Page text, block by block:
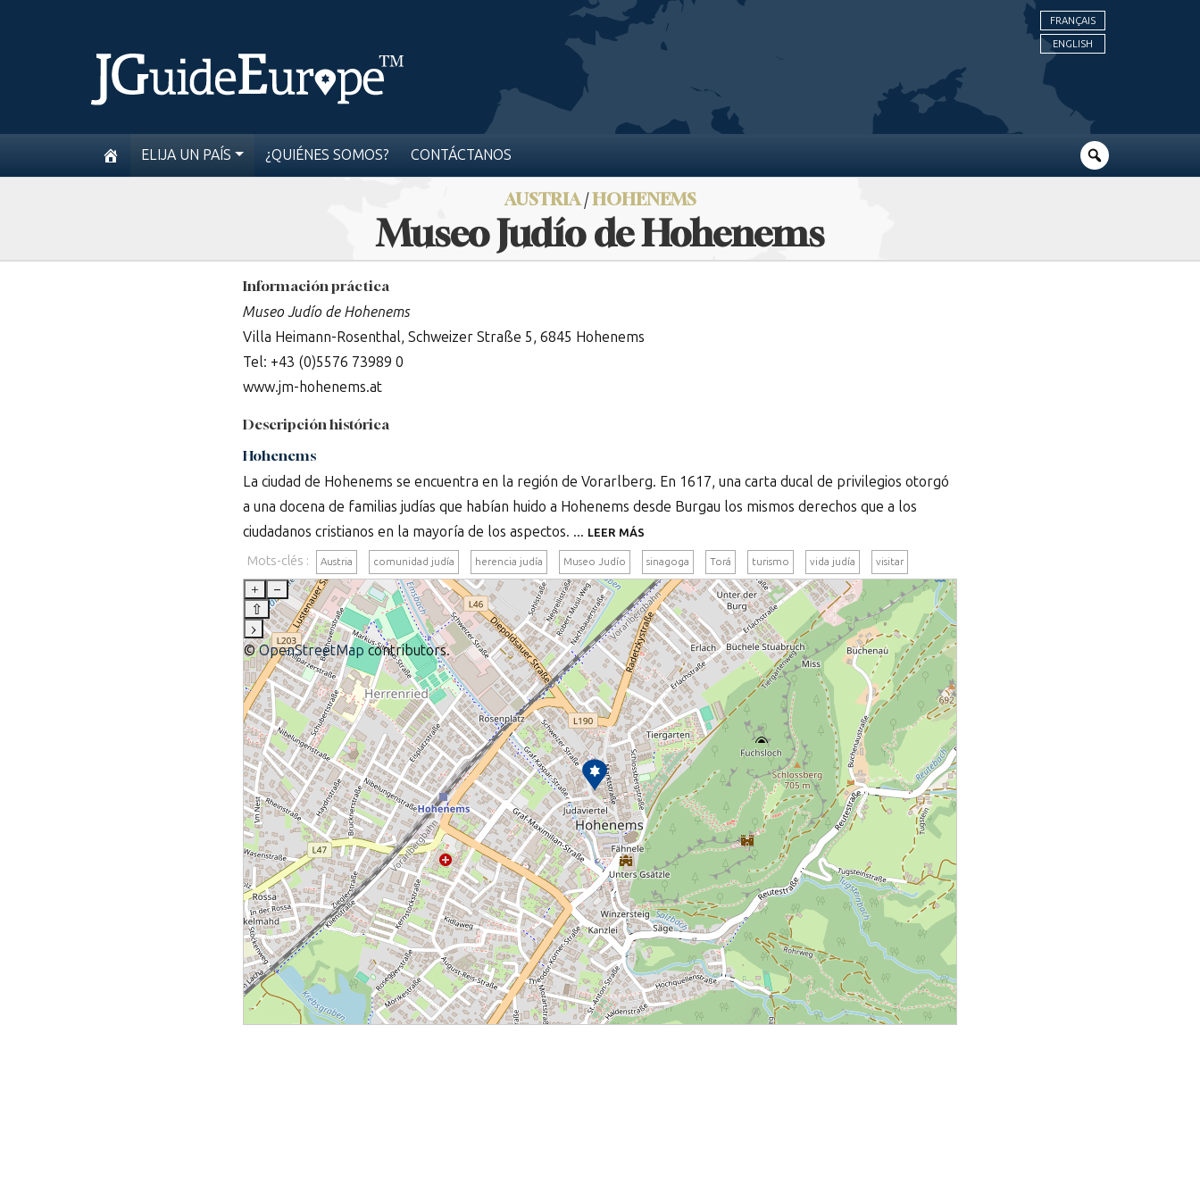
FRANÇAIS
ENGLISH
ELIJA UN PAÍS ¿QUIÉNES SOMOS? CONTÁCTANOS
AUSTRIA/HOHENEMS
Museo Judío de Hohenems
Información práctica
Museo Judío de Hohenems
Villa Heimann-Rosenthal, Schweizer Straße 5, 6845 Hohenems
Tel: +43 (0)5576 73989 0
www.jm-hohenems.at
Descripción histórica
Hohenems
La ciudad de Hohenems se encuentra en la región de Vorarlberg. En 1617, una carta ducal de privilegios otorgó
a una docena de familias judías que habían huido a Hohenems desde Burgau los mismos derechos que a los
ciudadanos cristianos en la mayoría de los aspectos. ... LEER MÁS
Mots-clés : Austria comunidad judía herencia judía Museo Judío sinagoga Torá turismo vida judía visitar
+
–
⇧
›
©OpenStreetMap contributors.